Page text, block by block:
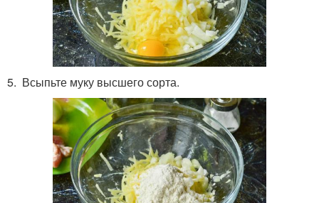
5. Всыпьте муку высшего сорта.